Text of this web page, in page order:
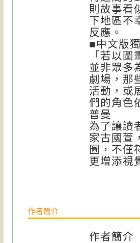
則故事看
下地區不
反應。
■中文版
「若以
並非眾多
劇場，那
活動，或
們的角色
普曼
為了讓讀
家古國萱
圖，不僅
更增添視
作者簡介
作者簡介